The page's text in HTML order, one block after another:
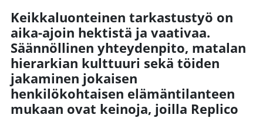
Keikkaluonteinen tarkastustyö on
aika-ajoin hektistä ja vaativaa.
Säännöllinen yhteydenpito, matalan
hierarkian kulttuuri sekä töiden
jakaminen jokaisen
henkilökohtaisen elämäntilanteen
mukaan ovat keinoja, joilla Replico